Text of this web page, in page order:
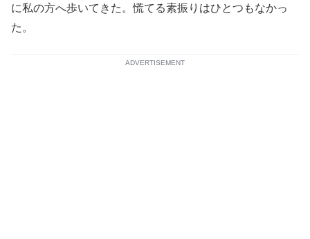
に私の方へ歩いてきた。慌てる素振りはひとつもなかっ
た。
ADVERTISEMENT